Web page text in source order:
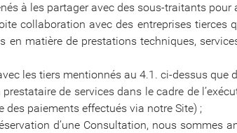
à les partager avec des sous-traitants
collaboration avec des entreprises
en matière de prestations techniques,
les tiers mentionnés au 4.1. ci-dessus que
de services dans le cadre de
des paiements effectués via notre Site) ;
d’une Consultation, nous sommes